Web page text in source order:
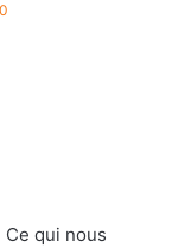
Ce qui nous